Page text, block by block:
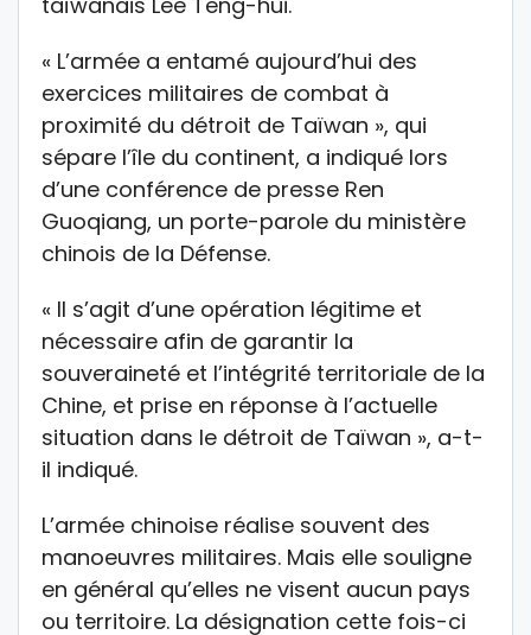
« L’armée a entamé aujourd’hui des
exercices militaires de combat à
proximité du détroit de Taïwan », qui
sépare l’île du continent, a indiqué lors
d’une conférence de presse Ren
Guoqiang, un porte-parole du ministère
chinois de la Défense.
« Il s’agit d’une opération légitime et
nécessaire afin de garantir la
souveraineté et l’intégrité territoriale de la
Chine, et prise en réponse à l’actuelle
situation dans le détroit de Taïwan », a-t-
il indiqué.
L’armée chinoise réalise souvent des
manoeuvres militaires. Mais elle souligne
en général qu’elles ne visent aucun pays
ou territoire. La désignation cette fois-ci